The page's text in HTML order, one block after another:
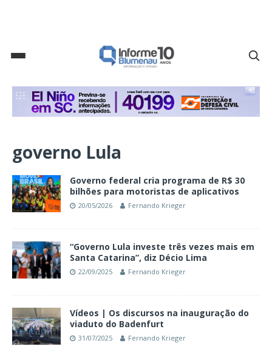
governo Lula
Governo federal cria programa de R$ 30
bilhões para motoristas de aplicativos
20/05/2026 Fernando Krieger
“Governo Lula investe três vezes mais em
Santa Catarina”, diz Décio Lima
22/09/2025 Fernando Krieger
Vídeos | Os discursos na inauguração do
viaduto do Badenfurt
31/07/2025 Fernando Krieger